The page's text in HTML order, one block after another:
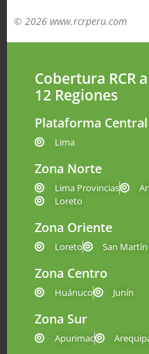
© 2026 www.rcrperu.com
Cobertura RCR
12 Regiones
Plataforma Central
Lima
Zona Norte
Lima Provincias
Loreto
Zona Oriente
Loreto San Martín
Zona Centro
Huánuco Junín
Zona Sur
Apurimac